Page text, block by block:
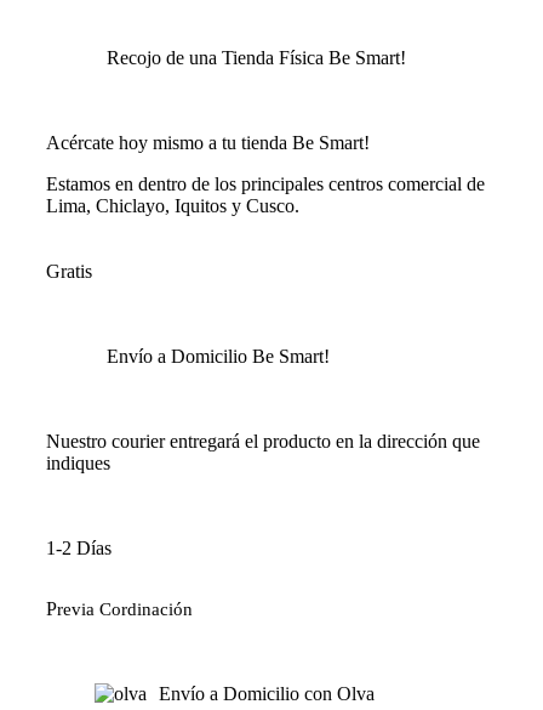
Recojo de una Tienda Física Be Smart!
Acércate hoy mismo a tu tienda Be Smart!
Estamos en dentro de los principales centros comercial de
Lima, Chiclayo, Iquitos y Cusco.
Gratis
Envío a Domicilio Be Smart!
Nuestro courier entregará el producto en la dirección que
indiques
1-2 Días
Previa Cordinación
Envío a Domicilio con Olva